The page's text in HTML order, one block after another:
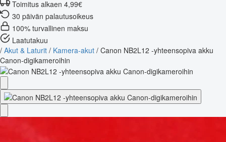
Toimitus alkaen 4,99€
30 päivän palautusoikeus
100% turvallinen maksu
Laatutakuu
/ Akut & Laturit / Kamera-akut / Canon NB2L12 -yhteensopiva akku
Canon-digikameroihin